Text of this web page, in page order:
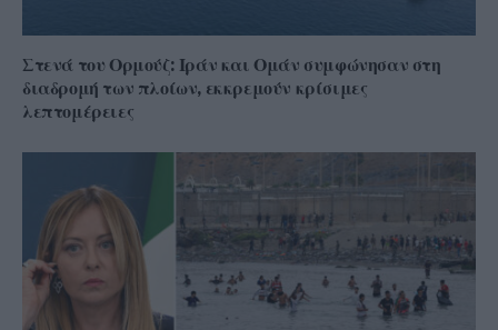
Στενά του Ορμούζ: Ιράν και Ομάν συμφώνησαν στη
διαδρομή των πλοίων, εκκρεμούν κρίσιμες
λεπτομέρειες